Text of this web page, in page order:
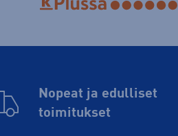
Nopeat ja edulliset
toimitukset